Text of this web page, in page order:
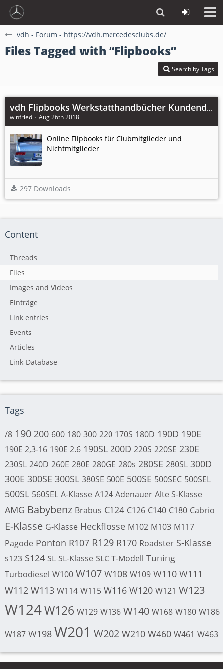
vdh - Forum - https://vdh.mercedesclubs.de/
Files Tagged with “Flipbooks”
Search by Tags
vdh Flipbooks Werkstatthandbücher Kundendienst Bücher Kataloge Clubzeitungen Einbauanleitungen Kaufberatungen Tabellenbücher Teile- /Motorenkataloge Ausstattungshandbücher artungshandbücher Baumuster Prospekte Einführungsschriften
winfried Aug 26th 2018
Online Flipbooks für Clubmitglieder und
Nichtmitglieder
297 Downloads
Content
Threads
Files
Images and Videos
Einträge
Link entries
Events
Articles
Link-Database
Tags
/8 190 200 600 180 300 220 170S 180D 190D 190E
190E 2,3-16 190E 2.6 190SL 200D 220S 220SE 230E
230SL 240D 260E 280E 280GE 280s 280SE 280SL 300D
300E 300SE 300SL 380SE 500E 500SE 500SEC 500SEL
500SL 560SEL A-Klasse A124 Adenauer Alte S-Klasse
AMG Babybenz Brabus C124 C126 C140 C180 Cabrio
E-Klasse G-Klasse Heckflosse M102 M103 M117
Pagode Ponton R107 R129 R170 Roadster S-Klasse
s123 S124 SL SL-Klasse SLC T-Modell Tuning
Turbodiesel W100 W107 W108 W109 W110 W111
W112 W113 W114 W115 W116 W120 W121 W123
W124W126 W129 W136 W140 W168 W180 W186
W187 W198 W201 W202 W210 W460 W461 W463